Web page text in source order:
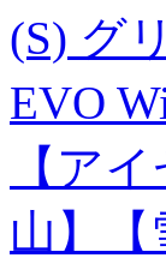
(S) グ
EVO
【ア
山】